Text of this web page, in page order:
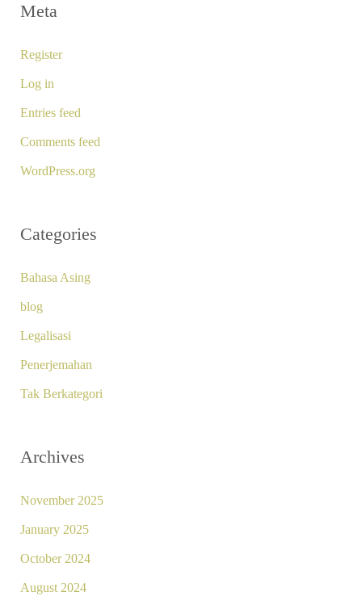
Meta
Register
Log in
Entries feed
Comments feed
WordPress.org
Categories
Bahasa Asing
blog
Legalisasi
Penerjemahan
Tak Berkategori
Archives
November 2025
January 2025
October 2024
August 2024